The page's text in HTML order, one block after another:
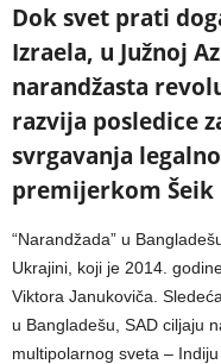
Dok svet prati
Izraela, u Južnoj
narandžasta
razvija posledice
svrgavanja
premijerkom Šeik
“Narandžada” u
Ukrajini, koji je 2014.
Viktora Janukoviča.
u Bangladešu, SAD ciljaju
multipolarnog sveta – Indiju